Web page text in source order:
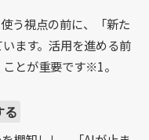
う視点の前に、「新た
ます。活用を進める前
とが重要です※1。
る